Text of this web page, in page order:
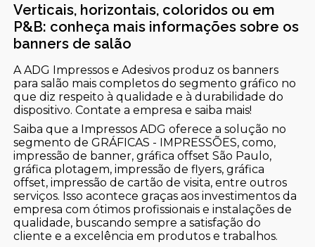
Verticais, horizontais, coloridos ou em
P&B: conheça mais informações sobre os
banners de salão
A ADG Impressos e Adesivos produz os banners
para salão mais completos do segmento gráfico no
que diz respeito à qualidade e à durabilidade do
dispositivo. Contate a empresa e saiba mais!
Saiba que a Impressos ADG oferece a solução no
segmento de GRÁFICAS - IMPRESSÕES, como,
impressão de banner, gráfica offset São Paulo,
gráfica plotagem, impressão de flyers, gráfica
offset, impressão de cartão de visita, entre outros
serviços. Isso acontece graças aos investimentos da
empresa com ótimos profissionais e instalações de
qualidade, buscando sempre a satisfação do
cliente e a excelência em produtos e trabalhos.